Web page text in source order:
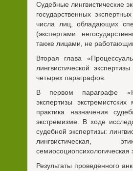
Судебные лингвистические
государственных
числа лиц, обладающих
(экспертами
также лицами, не
Вторая глава
лингвистической
четырех параграфов.
В первом параграфе
экспертизы
практика назначения
экстремизме. В ходе
судебной экспертизы:
лингвистическая,
семиосоциопсихологическая
Результаты проведенного